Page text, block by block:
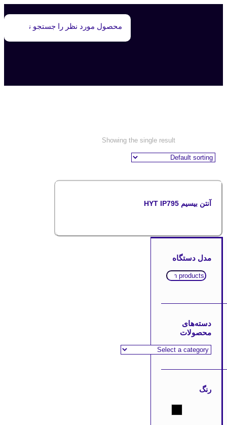
Showing the single result
آنتن بیسیم HYT IP795
مدل دستگاه
دسته‌های
محصولات
رنگ